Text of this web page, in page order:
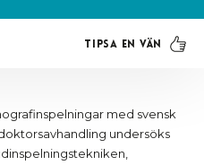
Tipsa en vän
med svensk
undersöks